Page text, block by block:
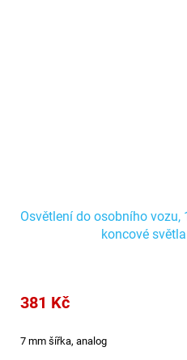
Osvětlení do osobního vozu,
koncové
381 Kč
7 mm šířka, analog